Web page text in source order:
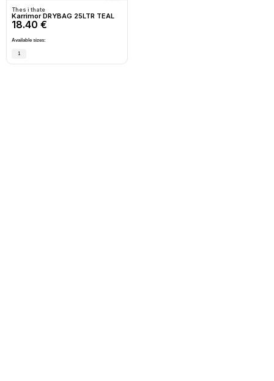
Thes i thate
Karrimor DRYBAG 25LTR TEAL
18.40 €
Available sizes:
1